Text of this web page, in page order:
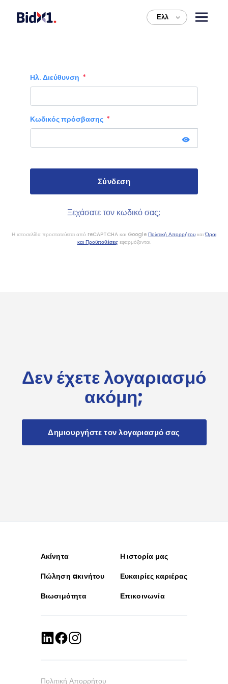
Ελλ >
Δεν έχετε λογαριασμό
ακόμη;
Δημιουργήστε τον λογαριασμό σας
Ηλ. Διεύθυνση
Κωδικός πρόσβασης
Ξεχάσατε τον κωδικό σας;
Η ιστοσελίδα προστατεύεται από reCAPTCHA και Google Πολιτική Απορρήτου καιΌροι
και Προϋποθέσειςεφαρμόζονται.
Ακίνητα
Η ιστορία μας
Πώληση aκινήτου
Ευκαιρίες καριέρας
Βιωσιμότητα
Επικοινωνία
Πολιτική Απορρήτου